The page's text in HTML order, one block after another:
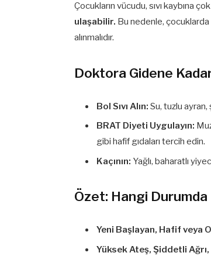
Çocukların vücudu, sıvı kaybına
ulaşabilir. Bu nedenle,
alınmalıdır.
Doktora Gidene
Bol Sıvı Alın: Su, tuzlu
BRAT Diyeti Uygulayın:
gibi hafif gıdaları tercih edin.
Kaçının: Yağlı, baharatlı
Özet: Hangi
Yeni Başlayan, Hafif veya
Yüksek Ateş, Şiddetli Ağrı,